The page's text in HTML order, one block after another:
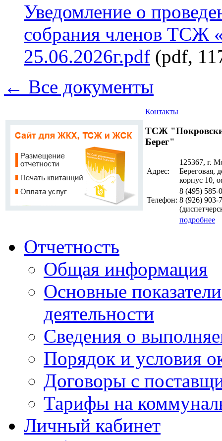
Уведомление о
собрания членов ТСЖ
25.06.2026г.pdf (pdf,
← Все документы
Контакты
ТСЖ
Берег"
Адрес:
125367, г.
Береговая,
корпус 10,
Телефон:
8 (495) 585-
8 (926) 903-
подробнее
Отчетность
Общая информация
Основные
деятельности
Сведения о
Порядок и условия
Договоры с
Тарифы на
Личный кабинет